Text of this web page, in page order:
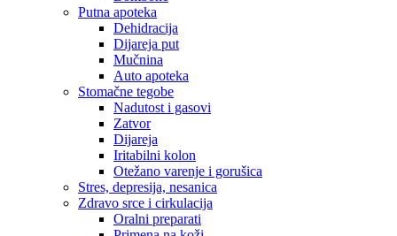
Putna apoteka
Dehidracija
Dijareja put
Mučnina
Auto apoteka
Stomačne tegobe
Nadutost i gasovi
Zatvor
Dijareja
Iritabilni kolon
Otežano varenje i gorušica
Stres, depresija, nesanica
Zdravo srce i cirkulacija
Oralni preparati